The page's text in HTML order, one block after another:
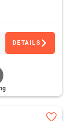
DETAILS